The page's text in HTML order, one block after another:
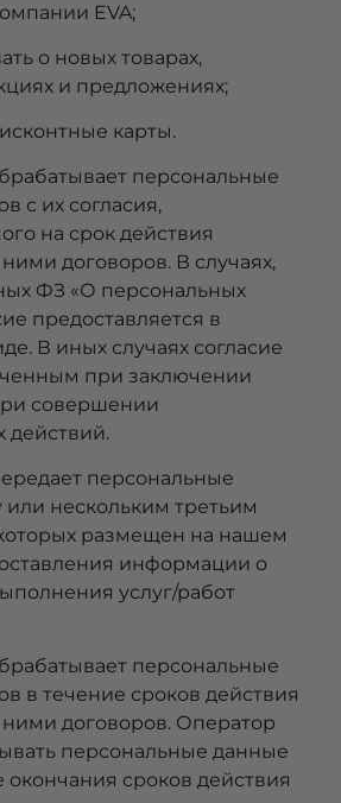
EVA;
о новых товарах,
и предложениях;
карты.
персональные
с их согласия,
на срок действия
договоров. В случаях,
ФЗ «О персональных
предоставляется в
В иных случаях согласие
при заключении
совершении
действий.
персональные
нескольким третьим
размещен на нашем
информации о
услуг/работ
персональные
в течение сроков действия
договоров. Оператор
персональные данные
окончания сроков действия